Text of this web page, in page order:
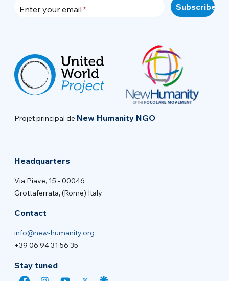
Enter your email
Projet principal de New Humanity NGO
Headquarters
Via Piave, 15 - 00046
Grottaferrata, (Rome) Italy
Contact
info@new-humanity.org
+39 06 94 31 56 35
Stay tuned